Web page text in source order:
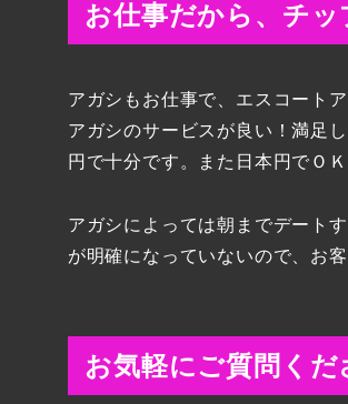
お仕事だから、チ
アガシもお仕事で、エスコート
アガシのサービスが良い！満足
円で十分です。また日本円でＯ
アガシによっては朝までデート
が明確になっていないので、お
お気軽にご質問くだ